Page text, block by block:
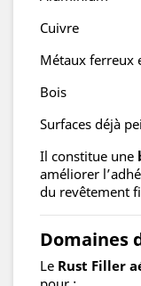
Cuivre
Métaux ferreux
Bois
Surfaces déjà
Il constitue une
améliorer
du revêtement
Domaines
Le Rust Filler